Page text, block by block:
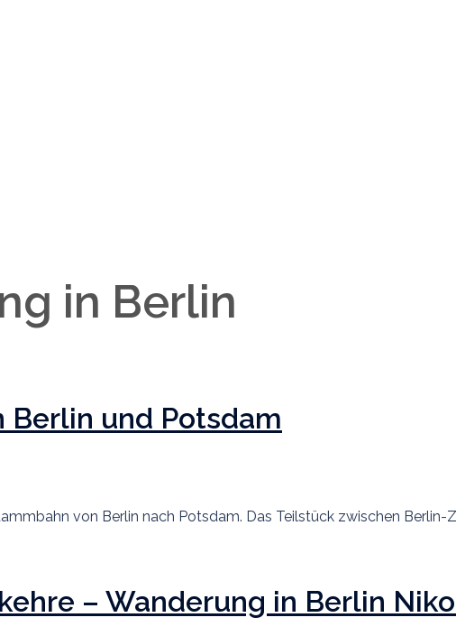
in Berlin
Berlin und Potsdam
von Berlin nach Potsdam. Das Teilstück zwischen Berlin-
– Wanderung in Berlin